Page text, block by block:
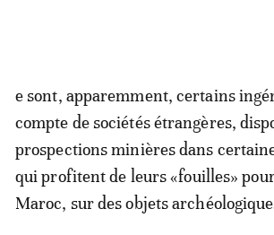
e sont, apparemment, certains
compte de sociétés étrangères,
prospections minières dans
qui profitent de leurs «fouilles»
Maroc, sur des objets